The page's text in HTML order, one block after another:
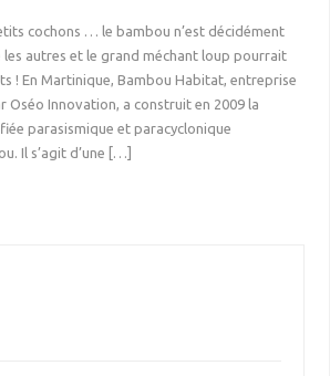
cochons … le bambou n’est décidément
les autres et le grand méchant loup pourrait
! En Martinique, Bambou Habitat, entreprise
Oséo Innovation, a construit en 2009 la
parasismique et paracyclonique
Il s’agit d’une […]